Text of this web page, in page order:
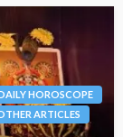
HOROSCOPE
ARTICLES